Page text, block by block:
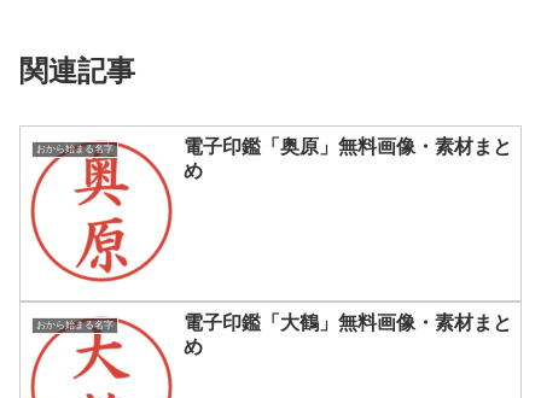
関連記事
おから始まる名字
電子印鑑「奥原」無料画像・素材まと
め
おから始まる名字
電子印鑑「大鶴」無料画像・素材まと
め